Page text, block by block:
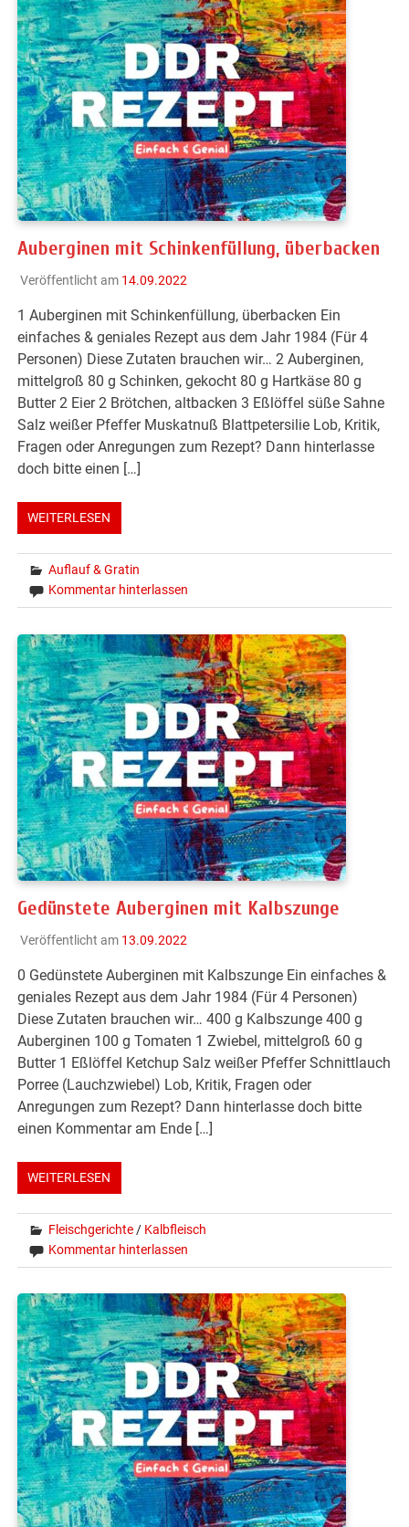
Auberginen mit Schinkenfüllung, überbacken
Veröffentlicht am 14.09.2022
1 Auberginen mit Schinkenfüllung, überbacken Ein
einfaches & geniales Rezept aus dem Jahr 1984 (Für 4
Personen) Diese Zutaten brauchen wir… 2 Auberginen,
mittelgroß 80 g Schinken, gekocht 80 g Hartkäse 80 g
Butter 2 Eier 2 Brötchen, altbacken 3 Eßlöffel süße Sahne
Salz weißer Pfeffer Muskatnuß Blattpetersilie Lob, Kritik,
Fragen oder Anregungen zum Rezept? Dann hinterlasse
doch bitte einen […]
WEITERLESEN
Auflauf & Gratin
Kommentar hinterlassen
Gedünstete Auberginen mit Kalbszunge
Veröffentlicht am 13.09.2022
0 Gedünstete Auberginen mit Kalbszunge Ein einfaches &
geniales Rezept aus dem Jahr 1984 (Für 4 Personen)
Diese Zutaten brauchen wir… 400 g Kalbszunge 400 g
Auberginen 100 g Tomaten 1 Zwiebel, mittelgroß 60 g
Butter 1 Eßlöffel Ketchup Salz weißer Pfeffer Schnittlauch
Porree (Lauchzwiebel) Lob, Kritik, Fragen oder
Anregungen zum Rezept? Dann hinterlasse doch bitte
einen Kommentar am Ende […]
WEITERLESEN
Fleischgerichte / Kalbfleisch
Kommentar hinterlassen